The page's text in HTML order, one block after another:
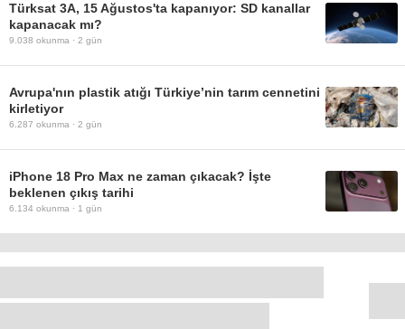
Türksat 3A, 15 Ağustos'ta kapanıyor: SD kanallar
kapanacak mı?
9.038 okunma · 2 gün
Avrupa'nın plastik atığı Türkiye’nin tarım cennetini
kirletiyor
6.287 okunma · 2 gün
iPhone 18 Pro Max ne zaman çıkacak? İşte
beklenen çıkış tarihi
6.134 okunma · 1 gün